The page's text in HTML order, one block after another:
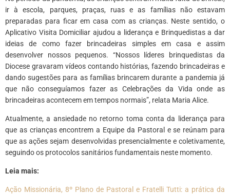
ir à escola, parques, praças, ruas e as famílias não estavam
preparadas para ficar em casa com as crianças. Neste sentido, o
Aplicativo Visita Domiciliar ajudou a liderança e Brinquedistas a dar
ideias de como fazer brincadeiras simples em casa e assim
desenvolver nossos pequenos. “Nossos líderes brinquedistas da
Diocese gravaram vídeos contando histórias, fazendo brincadeiras e
dando sugestões para as famílias brincarem durante a pandemia já
que não conseguíamos fazer as Celebrações da Vida onde as
brincadeiras acontecem em tempos normais”, relata Maria Alice.
Atualmente, a ansiedade no retorno toma conta da liderança para
que as crianças encontrem a Equipe da Pastoral e se reúnam para
que as ações sejam desenvolvidas presencialmente e coletivamente,
seguindo os protocolos sanitários fundamentais neste momento.
Leia mais:
Ação Missionária, 8º Plano de Pastoral e Fratelli Tutti: a prática da